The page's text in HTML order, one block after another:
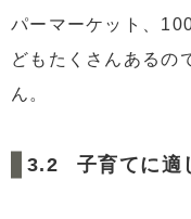
パーマーケット、
どもたくさんあるの
ん。
子育てに適